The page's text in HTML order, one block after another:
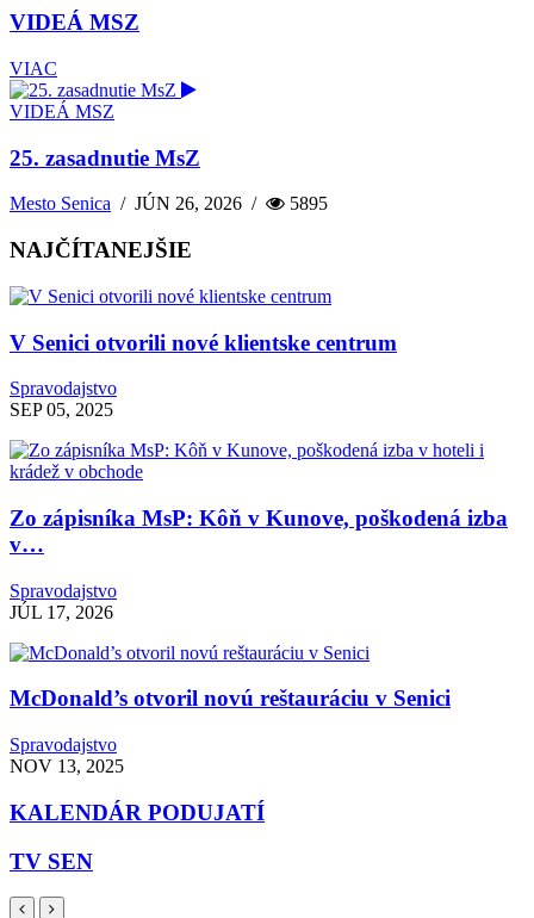
VIDEÁ MSZ
VIAC
VIDEÁ MSZ
25. zasadnutie MsZ
Mesto Senica /JÚN 26, 2026 / 5895
NAJČÍTANEJŠIE
V Senici otvorili nové klientske centrum
Spravodajstvo
SEP 05, 2025
Zo zápisníka MsP: Kôň v Kunove, poškodená izba
v…
Spravodajstvo
JÚL 17, 2026
McDonald’s otvoril novú reštauráciu v Senici
Spravodajstvo
NOV 13, 2025
KALENDÁR PODUJATÍ
TV SEN